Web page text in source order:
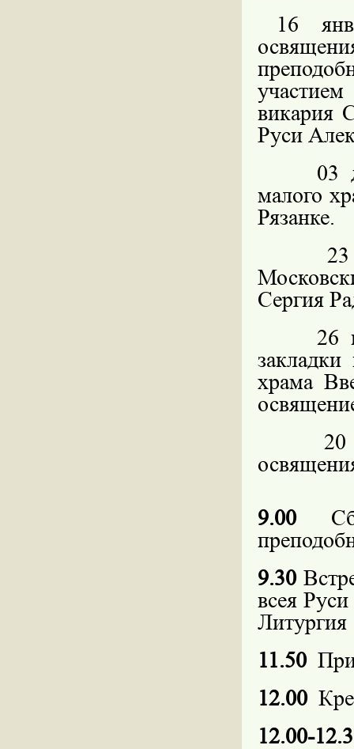
16
викария
Руси
03
малого
Рязанке.
Сергия
26
храма
20
9.00
9.30
всея
Литургия
11.50
12.00
12.00-